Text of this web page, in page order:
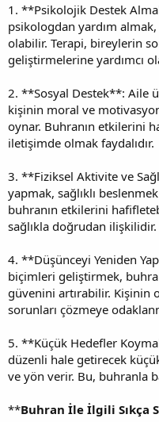
1. **Psikolojik Destek
psikologdan yardım
olabilir. Terapi, bireylerin
geliştirmelerine yardımcı
2. **Sosyal Destek**: Aile
kişinin moral ve
oynar. Buhranın etkilerini
iletişimde olmak faydalıdır.
3. **Fiziksel Aktivite ve
yapmak, sağlıklı
buhranın etkilerini
sağlıkla doğrudan ilişkilidir.
4. **Düşünceyi Yeniden
biçimleri geliştirmek,
güvenini artırabilir. Kişinin
sorunları çözmeye
5. **Küçük Hedefler
düzenli hale getirecek
ve yön verir. Bu, buhranla
**Buhran İle İlgili Sıkça